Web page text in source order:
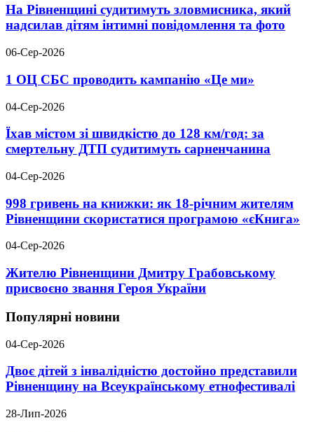
На Рівненщині судитимуть зловмисника, який
надсилав дітям інтимні повідомлення та фото
06-Сер-2026
1 ОЦ СБС проводить кампанію «Це ми»
04-Сер-2026
Їхав містом зі швидкістю до 128 км/год: за
смертельну ДТП судитимуть сарненчанина
04-Сер-2026
998 гривень на книжки: як 18-річним жителям
Рівненщини скористатися програмою «єКнига»
04-Сер-2026
Жителю Рівненщини Дмитру Грабовському
присвоєно звання Героя України
Популярні новини
04-Сер-2026
Двоє дітей з інвалідністю достойно представили
Рівненщину на Всеукраїнському етнофестивалі
28-Лип-2026